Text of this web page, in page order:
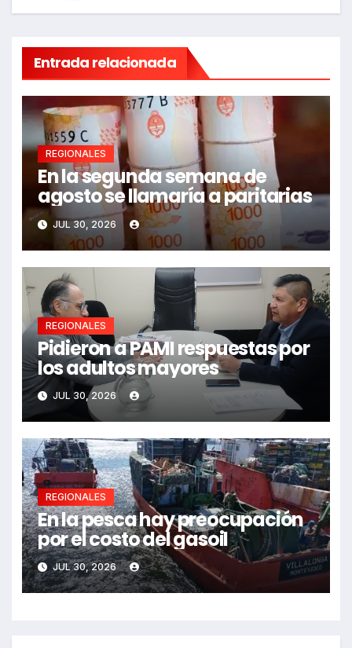
Entrada relacionada
REGIONALES
En la segunda semana de
agosto se llamaría a paritarias
JUL 30, 2026
REGIONALES
Pidieron a PAMI respuestas por
los adultos mayores
JUL 30, 2026
REGIONALES
En la pesca hay preocupación
por el costo del gasoil
JUL 30, 2026